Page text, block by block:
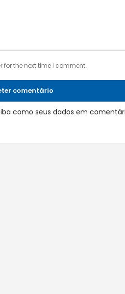
for the next time I comment.
comentário
como seus dados em